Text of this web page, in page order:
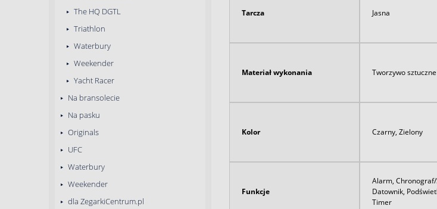
The HQ DGTL
Triathlon
Waterbury
Weekender
Yacht Racer
Na bransolecie
Na pasku
Originals
UFC
Waterbury
Weekender
dla ZegarkiCentrum.pl
Tarcza Jasna
Materiał wykonania Tworzywo sztuczne
Kolor Czarny, Zielony
Funkcje
Alarm,
Datownik,
Timer